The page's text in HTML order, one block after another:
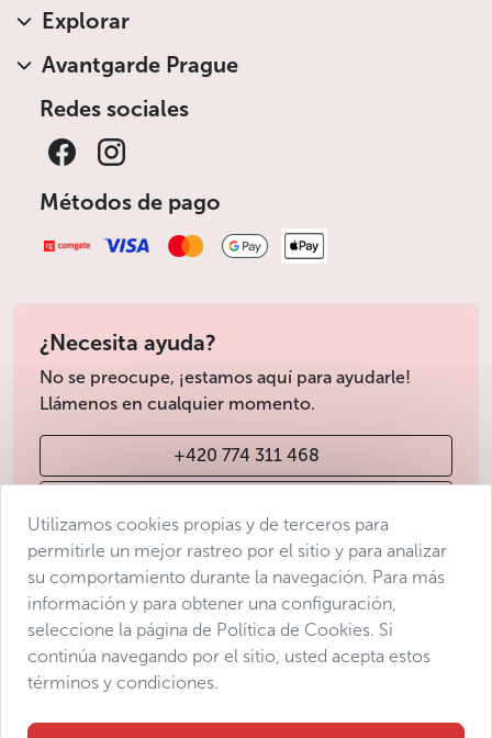
Explorar
Avantgarde Prague
Redes sociales
Métodos de pago
¿Necesita ayuda?
No se preocupe, ¡estamos aquí para ayudarle!
Llámenos en cualquier momento.
+420 774 311 468
Condiciones de venta
Protección de datos
Declaración de accesibilidad
Manage consent
Utilizamos cookies propias y de terceros para
permitirle un mejor rastreo por el sitio y para analizar
su comportamiento durante la navegación. Para más
información y para obtener una configuración,
seleccione la página de Política de Cookies. Si
continúa navegando por el sitio, usted acepta estos
términos y condiciones.